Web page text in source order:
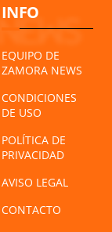
INFO
EQUIPO DE
ZAMORA NEWS
CONDICIONES
DE USO
POLÍTICA DE
PRIVACIDAD
AVISO LEGAL
CONTACTO